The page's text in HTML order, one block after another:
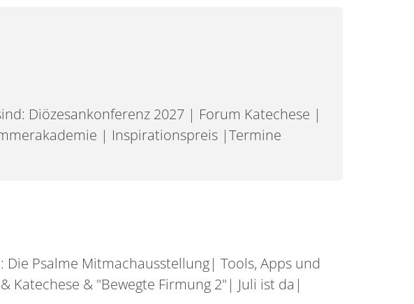
Diözesankonferenz 2027 | Forum Katechese |
| Inspirationspreis |Termine
Die Psalme Mitmachausstellung| Tools, Apps und
Katechese & "Bewegte Firmung 2"| Juli ist da|